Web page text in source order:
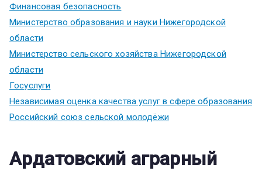
Финансовая безопасность
Министерство образования и науки Нижегородской
области
Министерство сельского хозяйства Нижегородской
области
Госуслуги
Независимая оценка качества услуг в сфере образования
Российский союз сельской молодёжи
Ардатовский аграрный